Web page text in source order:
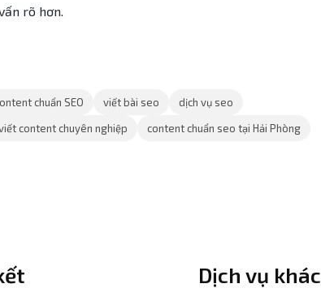
rõ hơn.
chuẩn SEO viết bài seo
dịch vụ seo
content chuyên nghiệp content chuẩn seo tại Hải Phòng
Dịch vụ khác